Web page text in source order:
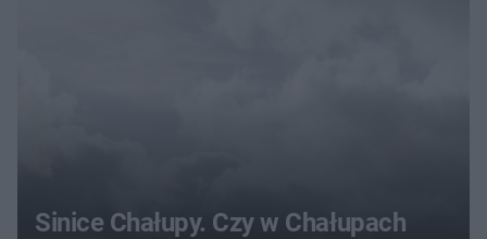
Sinice Chałupy. Czy w Chałupach